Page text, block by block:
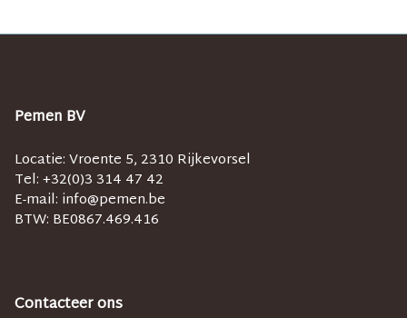
Pemen BV
Locatie: Vroente 5, 2310 Rijkevorsel
Tel: +32(0)3 314 47 42
E-mail: info@pemen.be
BTW: BE0867.469.416
Contacteer ons